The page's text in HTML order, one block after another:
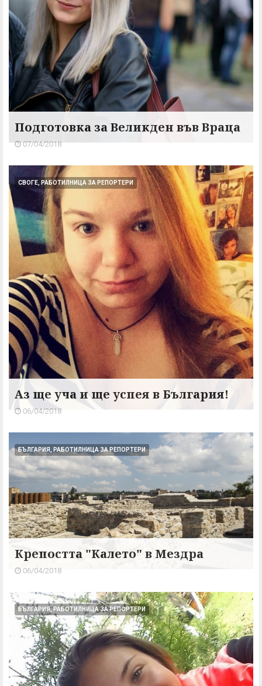
Подготовка за Великден във Враца
07/04/2018
СВОГЕ, РАБОТИЛНИЦА ЗА РЕПОРТЕРИ
Аз ще уча и ще успея в България!
06/04/2018
БЪЛГАРИЯ, РАБОТИЛНИЦА ЗА РЕПОРТЕРИ
Крепостта "Калето" в Мездра
06/04/2018
БЪЛГАРИЯ, РАБОТИЛНИЦА ЗА РЕПОРТЕРИ